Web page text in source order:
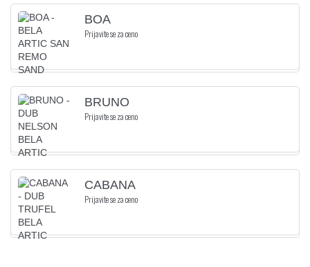
BOA
Prijavite se za ceno
BRUNO
Prijavite se za ceno
CABANA
Prijavite se za ceno